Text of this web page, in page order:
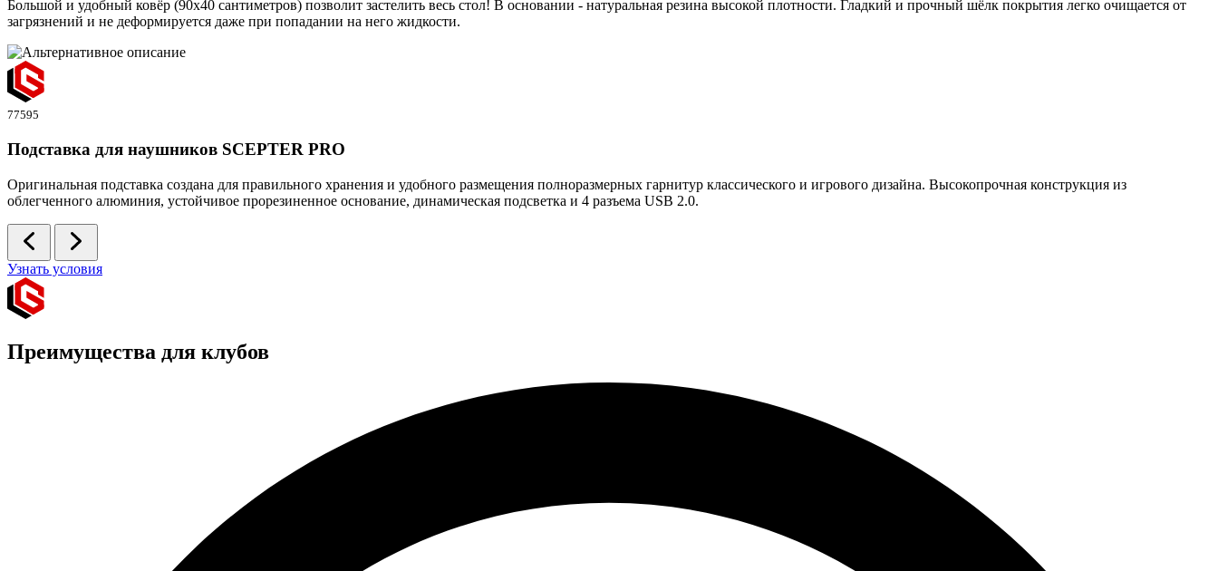
Большой и удобный ковёр (90х40 сантиметров) позволит застелить весь стол! В основании - натуральная резина высокой плотности. Гладкий и прочный шёлк покрытия легко очищается от
загрязнений и не деформируется даже при попадании на него жидкости.
77595
Подставка для наушников SCEPTER PRO
Оригинальная подставка создана для правильного хранения и удобного размещения полноразмерных гарнитур классического и игрового дизайна. Высокопрочная конструкция из
облегченного алюминия, устойчивое прорезиненное основание, динамическая подсветка и 4 разъема USB 2.0.
Узнать условия
Преимущества для клубов